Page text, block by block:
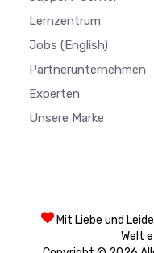
Lernzentrum
Jobs (English)
Partnerunternehmen
Experten
Unsere Marke
Mit Liebe und
Welt